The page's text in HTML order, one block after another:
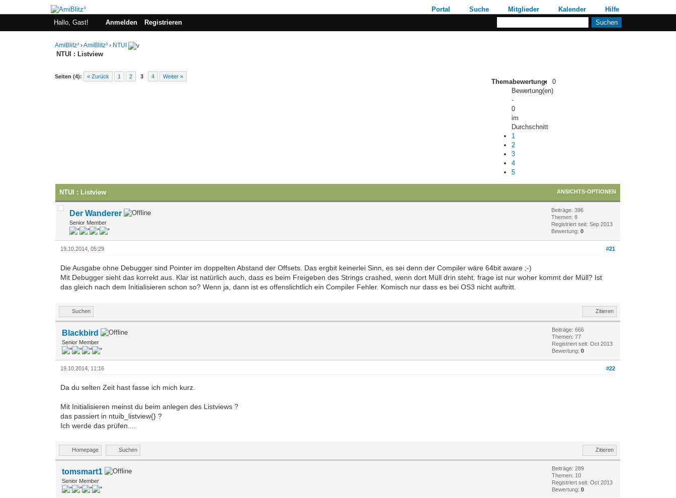
Portal Suche Mitglieder Kalender
Hilfe
Hallo, Gast!
Anmelden Registrieren
AmiBlitz³ ›AmiBlitz³ › NTUI
NTUI : Listview
Seiten (4): « Zurück 1 2 3 4 Weiter »
Themabewertung:
0
Bewertung(en)
-
0
im
Durchschnitt
1
2
3
4
5
ANSICHTS-OPTIONEN
NTUI : Listview
Der Wanderer
Senior Member
Beiträge: 396
Themen: 8
Registriert seit: Sep 2013
Bewertung:0
#21
19.10.2014, 05:29
Die Ausgabe ohne Debugger sind Pointer im doppelten Abstand der Offsets. Das ergbit keinerlei Sinn, es sei denn der Compiler wäre 64bit aware ;-)
Mit Debugger sieht das korrekt aus. Klar ist natürlich auch, dass es beim Freigeben des Strings crashed, wenn dort Müll drin steht. frage ist nur woher kommt der Müll? Ist
das gleich nach dem Initialisieren schon so? Wenn ja, dann ist es offenslichtlich ein Compiler Fehler. Komisch nur dass es bei OS3 nicht auftritt.
Suchen Zitieren
Blackbird
Senior Member
Beiträge: 666
Themen: 77
Registriert seit: Oct 2013
Bewertung:0
#22
19.10.2014, 11:16
Da du selten Zeit hast fasse ich mich kurz.
Mit Initialisieren meinst du beim anlegen des Listviews ?
das passiert in ntuib_listview{} ?
Ich werde das prüfen....
Homepage Suchen Zitieren
tomsmart1
Senior Member
Beiträge: 289
Themen: 10
Registriert seit: Oct 2013
Bewertung:0